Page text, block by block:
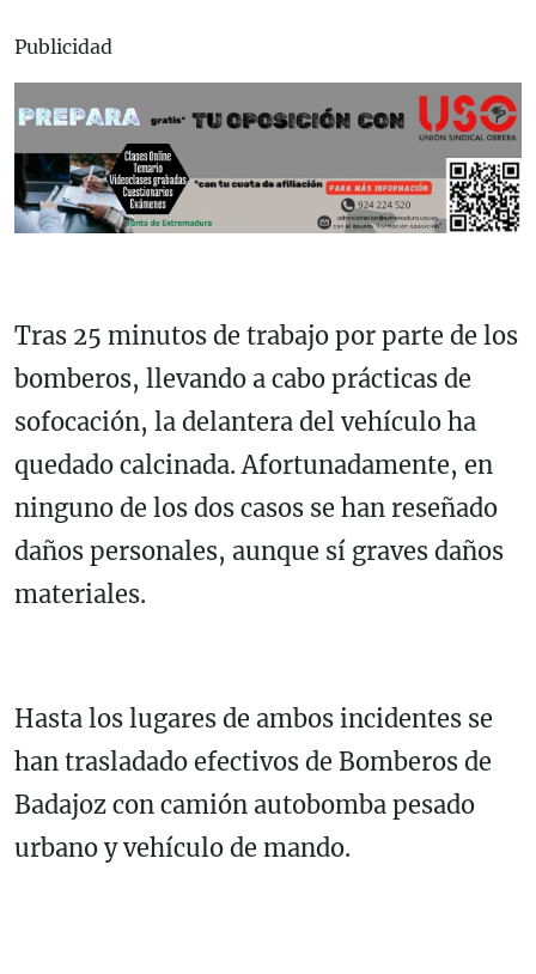
Publicidad
Tras 25 minutos de trabajo por parte de los
bomberos, llevando a cabo prácticas de
sofocación, la delantera del vehículo ha
quedado calcinada. Afortunadamente, en
ninguno de los dos casos se han reseñado
daños personales, aunque sí graves daños
materiales.
Hasta los lugares de ambos incidentes se
han trasladado efectivos de Bomberos de
Badajoz con camión autobomba pesado
urbano y vehículo de mando.